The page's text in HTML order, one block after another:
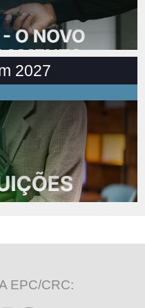
2027
EPC/CRC: